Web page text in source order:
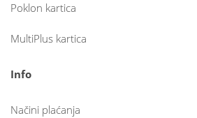
Poklon kartica
MultiPlus kartica
Info
Načini plaćanja